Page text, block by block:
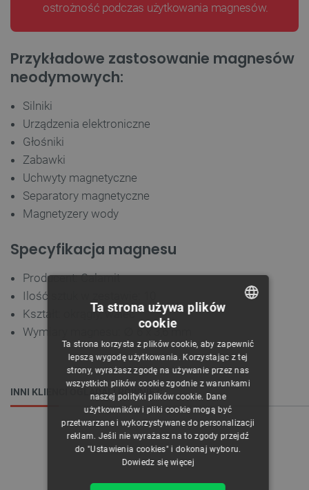
ostrożność podczas użytkowania magnesów.
Przykładowe zastosowanie magnesów
neodymowych:
Silniki
Urządzenia elektroniczne
Głośniki
Zabawki
Uchwyty magnetyczne
Separatory magnetyczne
Magnetyzery wody
Specyfikacja magnesu
Producent: Calamit
Ilość sztuk w zestawie: 10
Kształt: okrągły, walec
Wymiary magnesu: ∅ 6 x 3,6 mm
INNI KLIENCI OGLĄDALI RÓWNIEŻ:
CZECH
ENGLISH
GERMAN
Ta strona używa plików
cookie
Ta strona korzysta z plików cookie, aby zapewnić
lepszą wygodę użytkowania. Korzystając z tej
strony, wyrażasz zgodę na używanie przez nas
wszystkich plików cookie zgodnie z warunkami
naszej polityki plików cookie. Dane
użytkowników i pliki cookie mogą być
przetwarzane i wykorzystywane do personalizacji
reklam. Jeśli nie wyrażasz na to zgody przejdź
do "Ustawienia cookies" i dokonaj wyboru.
Dowiedz się więcej